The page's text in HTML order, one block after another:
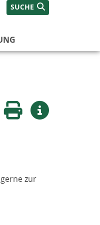
SUCHE
Seite druckenWeitere Infos
zur